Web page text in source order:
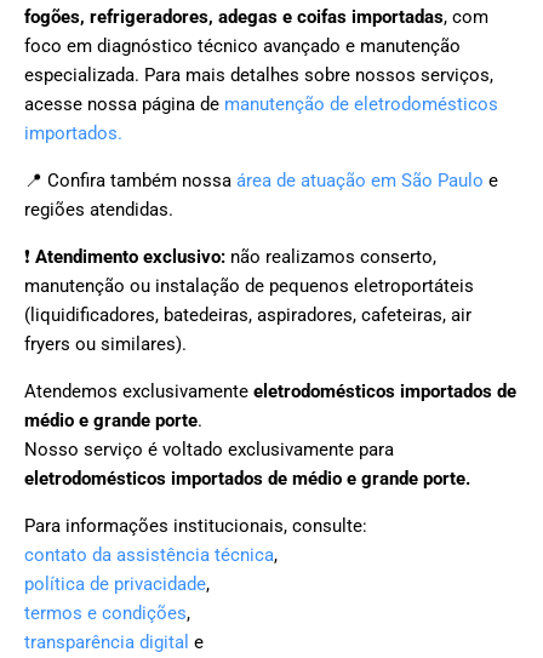
fogões, refrigeradores, adegas e coifas importadas, com
foco em diagnóstico técnico avançado e manutenção
especializada. Para mais detalhes sobre nossos serviços,
acesse nossa página de manutenção de eletrodomésticos
importados.
📍 Confira também nossa área de atuação em São Paulo e
regiões atendidas.
❗ Atendimento exclusivo: não realizamos conserto,
manutenção ou instalação de pequenos eletroportáteis
(liquidificadores, batedeiras, aspiradores, cafeteiras, air
fryers ou similares).
Atendemos exclusivamente eletrodomésticos importados de
médio e grande porte.
Nosso serviço é voltado exclusivamente para
eletrodomésticos importados de médio e grande porte.
Para informações institucionais, consulte:
contato da assistência técnica,
política de privacidade,
termos e condições,
transparência digital e